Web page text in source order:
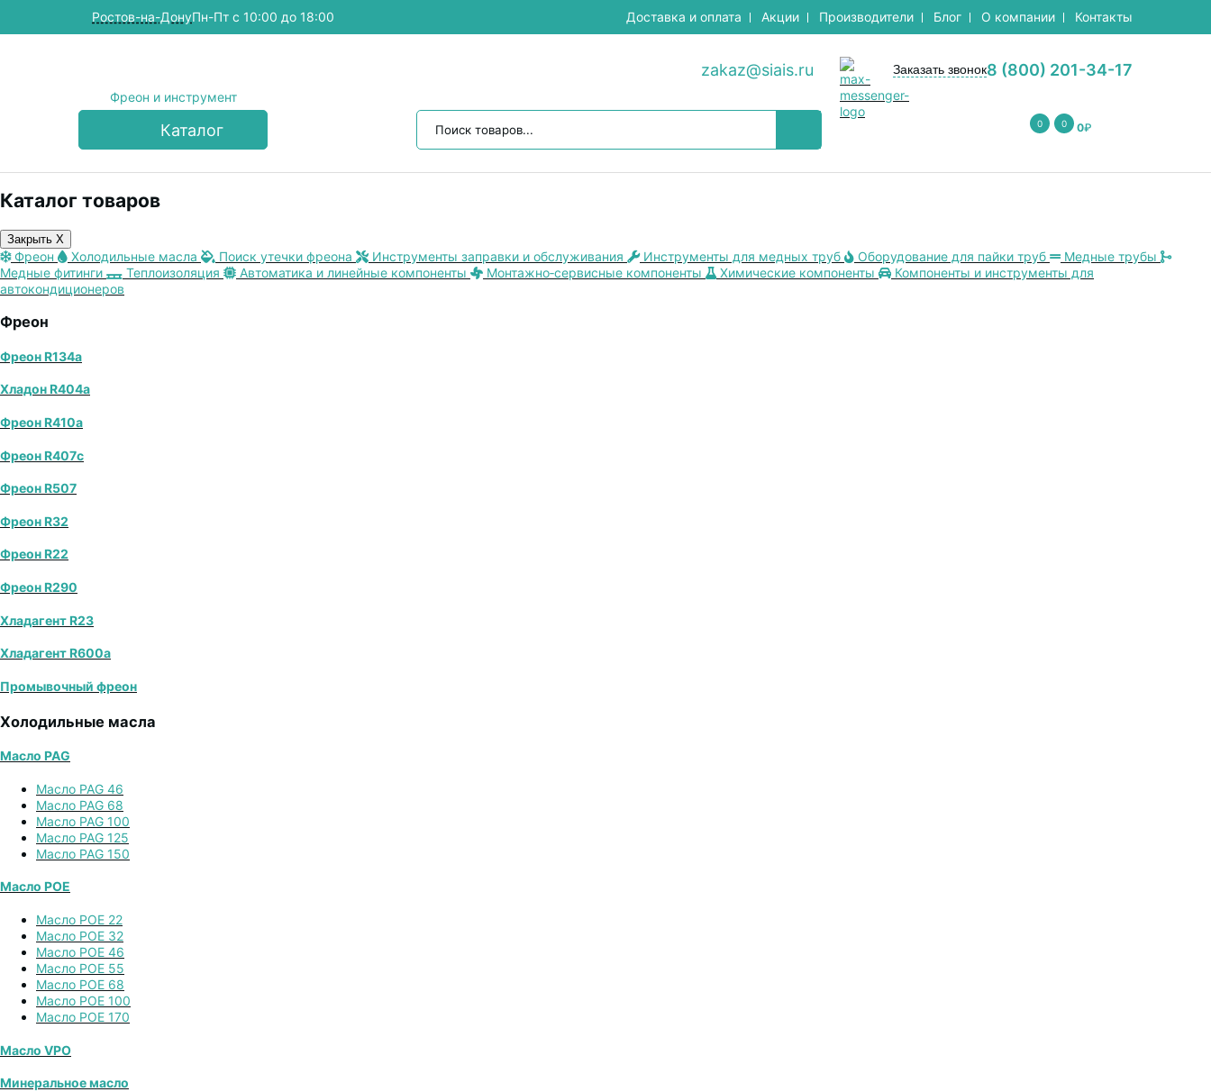
Ростов-на-ДонуПн-Пт с 10:00 до 18:00 Доставка и оплата Акции Производители Блог О компании Контакты
Фреон и инструмент
zakaz@siais.ru 8 (800) 201-34-17
Заказать звонок
Каталог 0 0 0₽
Каталог товаров
Закрыть X
Фреон Холодильные масла Поиск утечки фреона Инструменты заправки и обслуживания Инструменты для медных труб Оборудование для пайки труб
Медные трубы
Медные фитинги
Теплоизоляция Автоматика и линейные компоненты Монтажно‑сервисные компоненты Химические компоненты
Компоненты и инструменты для
автокондиционеров
Фреон
Фреон R134a
Хладон R404a
Фреон R410a
Фреон R407с
Фреон R507
Фреон R32
Фреон R22
Фреон R290
Хладагент R23
Хладагент R600a
Промывочный фреон
Холодильные масла
Масло PAG
Масло PAG 46
Масло PAG 68
Масло PAG 100
Масло PAG 125
Масло PAG 150
Масло POE
Масло POE 22
Масло POE 32
Масло POE 46
Масло POE 55
Масло POE 68
Масло POE 100
Масло POE 170
Масло VPO
Минеральное масло